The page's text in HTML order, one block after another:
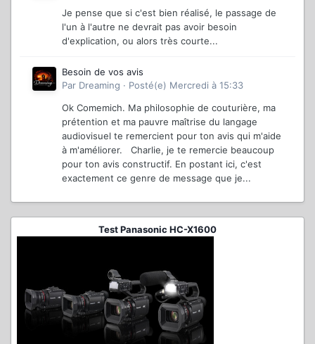
Je pense que si c'est bien réalisé, le passage de
l'un à l'autre ne devrait pas avoir besoin
d'explication, ou alors très courte...
Besoin de vos avis
Par Dreaming · Posté(e) Mercredi à 15:33
Ok Comemich. Ma philosophie de couturière, ma
prétention et ma pauvre maîtrise du langage
audiovisuel te remercient pour ton avis qui m'aide
à m'améliorer. Charlie, je te remercie beaucoup
pour ton avis constructif. En postant ici, c'est
exactement ce genre de message que je...
Test Panasonic HC-X1600